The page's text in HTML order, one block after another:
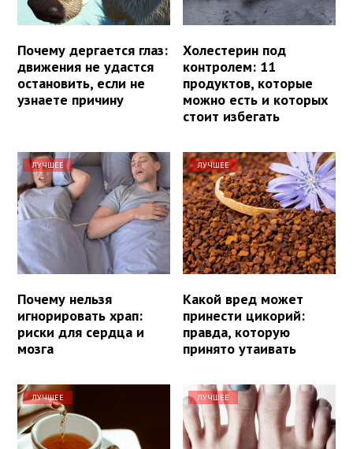
Почему дергается глаз:
движения не удастся
остановить, если не
узнаете причину
Холестерин под
контролем: 11
продуктов, которые
можно есть и которых
стоит избегать
ЛУЧШЕЕ
Почему нельзя
игнорировать храп:
риски для сердца и
мозга
ЛУЧШЕЕ
Какой вред может
принести цикорий:
правда, которую
принято утаивать
ЛУЧШЕЕ ЛУЧШЕЕ